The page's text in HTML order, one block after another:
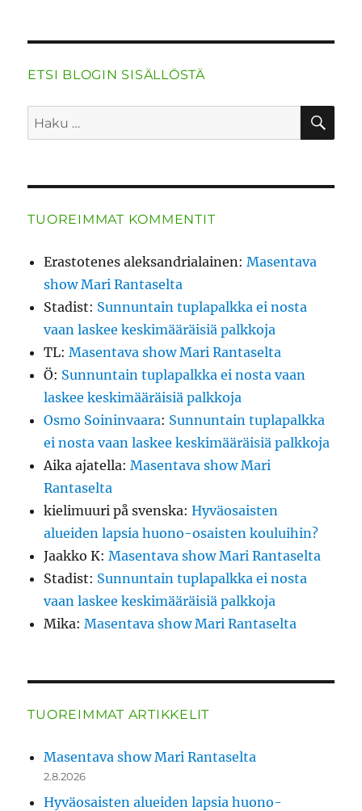
ETSI BLOGIN SISÄLLÖSTÄ
Etsi:
TUOREIMMAT KOMMENTIT
Erastotenes aleksandrialainen:Masentava
show Mari Rantaselta
Stadist: Sunnuntain tuplapalkka ei nosta
vaan laskee keskimääräisiä palkkoja
TL:Masentava show Mari Rantaselta
Ö: Sunnuntain tuplapalkka ei nosta vaan
laskee keskimääräisiä palkkoja
Osmo Soininvaara: Sunnuntain tuplapalkka
ei nosta vaan laskee keskimääräisiä palkkoja
Aika ajatella:Masentava show Mari
Rantaselta
kielimuuri på svenska:Hyväosaisten
alueiden lapsia huono-osaisten kouluihin?
Jaakko K:Masentava show Mari Rantaselta
Stadist: Sunnuntain tuplapalkka ei nosta
vaan laskee keskimääräisiä palkkoja
Mika:Masentava show Mari Rantaselta
TUOREIMMAT ARTIKKELIT
Masentava show Mari Rantaselta
2.8.2026
Hyväosaisten alueiden lapsia huono-